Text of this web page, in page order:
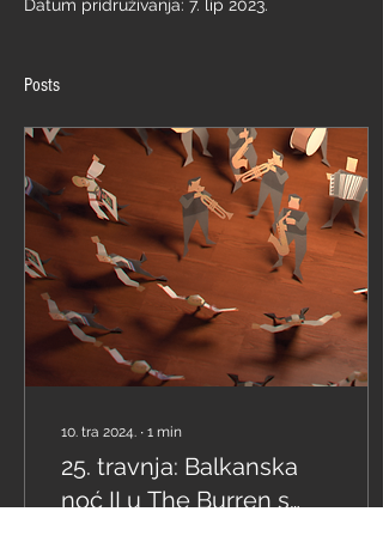
Datum pridruživanja: 7. lip 2023.
Posts
10. tra 2024. ∙ 1 min
25. travnja: Balkanska
noć II u The Burren s